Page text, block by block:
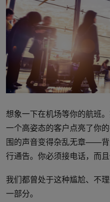
想象一下在机场等你的航班
一个高姿态的客户点亮了你
围的声音变得杂乱无章——
行通告。你必须接电话，而且
我们都曾处于这种尴尬、不
一部分。